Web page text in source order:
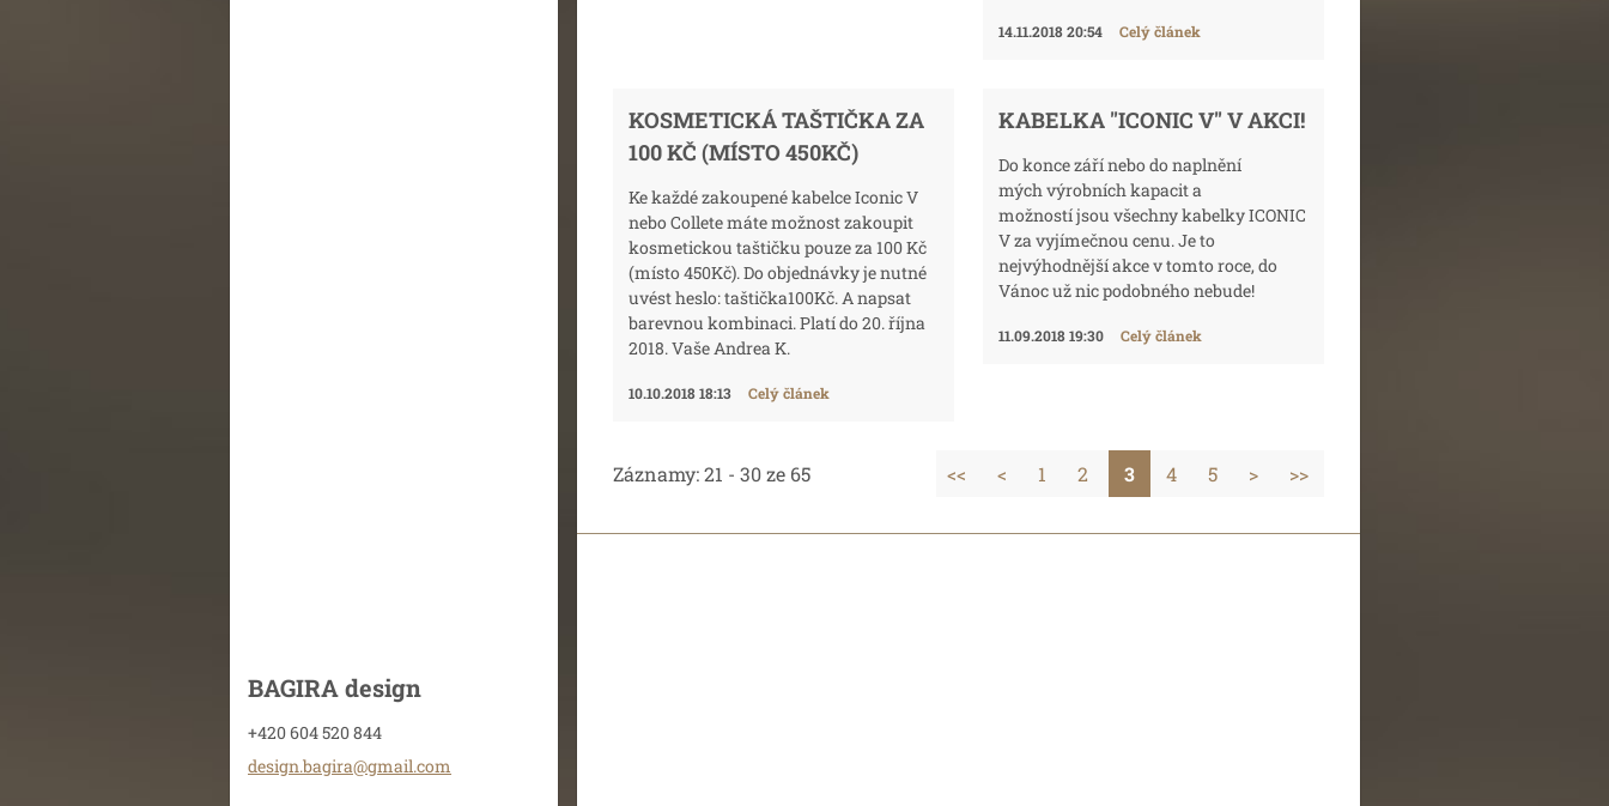
BAGIRA design
+420 604 520 844
design.bagira@gmail.com
14.11.2018 20:54 Celý článek
KOSMETICKÁ TAŠTIČKA ZA
100 KČ (MÍSTO 450KČ)
Ke každé zakoupené kabelce Iconic V
nebo Collete máte možnost zakoupit
kosmetickou taštičku pouze za 100 Kč
(místo 450Kč). Do objednávky je nutné
uvést heslo: taštička100Kč. A napsat
barevnou kombinaci. Platí do 20. října
2018. Vaše Andrea K.
10.10.2018 18:13 Celý článek
KABELKA "ICONIC V" V AKCI!
Do konce září nebo do naplnění
mých výrobních kapacit a
možností jsou všechny kabelky ICONIC
V za vyjímečnou cenu. Je to
nejvýhodnější akce v tomto roce, do
Vánoc už nic podobného nebude!
11.09.2018 19:30 Celý článek
Záznamy: 21 - 30 ze 65 << < 1 2 3 4 5 > >>